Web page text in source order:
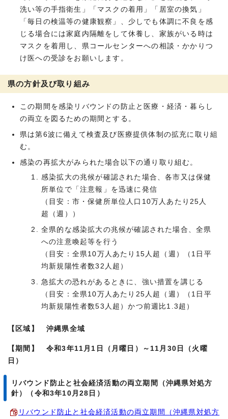
洗い等の手指衛生」「マスクの着用」「居室の換気」
「毎日の検温等の健康観察」、少しでも体調に不良を感
じる場合には家庭内隔離をして休養し、家族がいる時は
マスクを着用し、県コールセンターへの相談・かかりつ
け医への受診をお願いします。
県の方針及び取り組み
この期間を感染リバウンドの防止と医療・経済・暮らし
の両立を図るための期間とする。
県は第6波に備えて検査及び医療提供体制の拡充に取り組
む。
感染の再拡大がみられた場合以下の通り取り組む。
感染拡大の兆候が確認された場合、各市又は保健
所単位で「注意報」を迅速に発信
（目安：市・保健所単位人口10万人あたり25人
超（週））
全県的な感染拡大の兆候が確認された場合、全県
への注意喚起等を行う
（目安：全県10万人あたり15人超（週）（1日平
均新規陽性者数32人超）
急拡大の恐れがあるときに、強い措置を講じる
（目安：全県10万人あたり25人超（週）（1日平
均新規陽性者数53人超）かつ前週比1.3超）
【区域】 沖縄県全域
【期間】 令和3年11月1日（月曜日）～ 11月30日（火曜
日）
リバウンド防止と社会経済活動の両立期間（沖縄県対処方
針）（令和3年10月28日）
リバウンド防止と社会経済活動の両立期間（沖縄県対処方